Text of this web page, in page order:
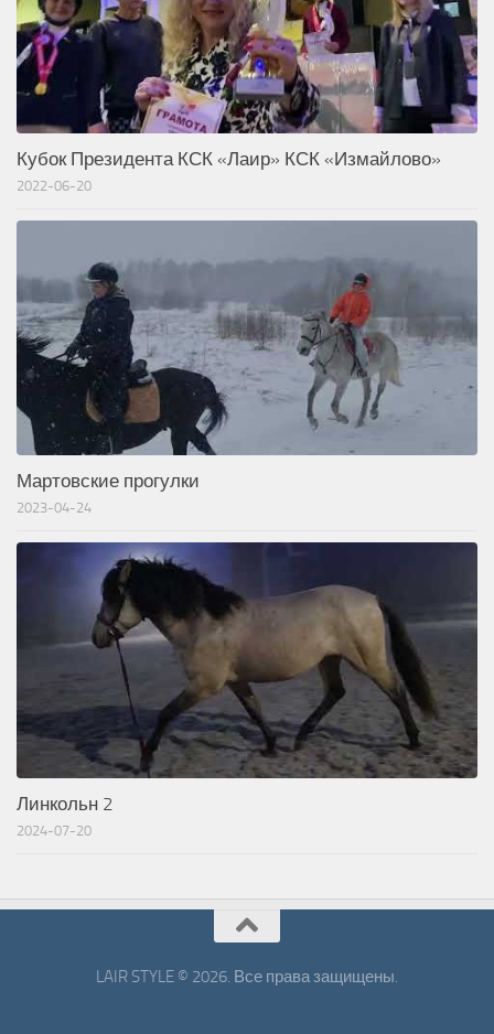
Кубок Президента КСК «Лаир» КСК «Измайлово»
2022-06-20
Мартовские прогулки
2023-04-24
Линкольн 2
2024-07-20
LAIR STYLE © 2026. Все права защищены.